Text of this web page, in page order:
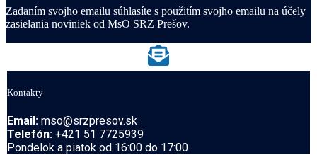
Zadaním svojho emailu súhlasíte s použitím svojho emailu na účely
zasielania noviniek od MsO SRZ Prešov.
Kontakty
Email: mso@srzpresov.sk
Telefón: +421 51 7725939
Pondelok a piatok od 16:00 do 17:00